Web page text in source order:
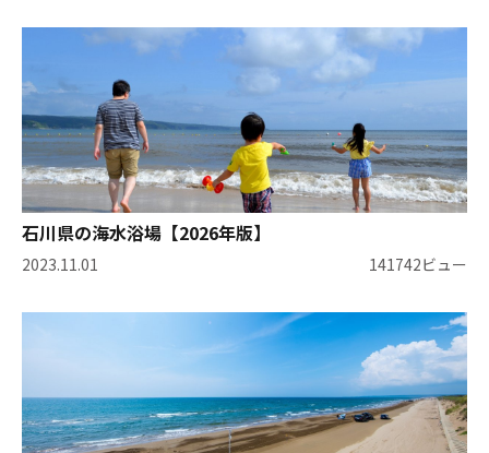
石川県の海水浴場【2026年版】
2023.11.01 141742ビュー